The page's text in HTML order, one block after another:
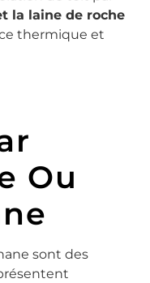
la laine de roche
thermique et
Ou
sont des